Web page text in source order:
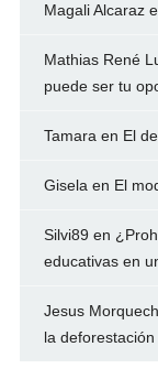
Magali Alcaraz
Mathias René
puede ser tu
Tamaraen El
Giselaen El
Silvi89 en
educativas en
Jesus
la